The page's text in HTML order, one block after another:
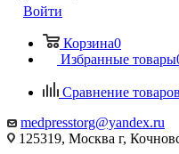
Войти
Корзина0
Избранные товары
Сравнение товаров
medpresstorg@yandex.ru
125319, Москва г,